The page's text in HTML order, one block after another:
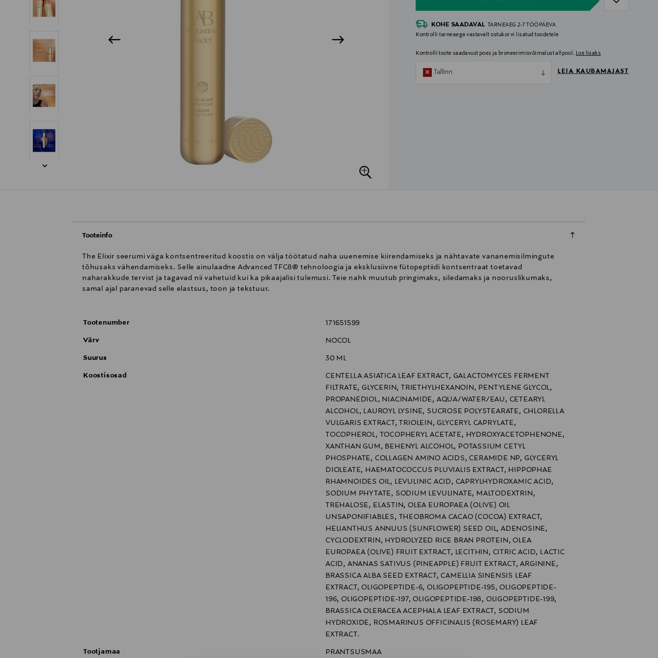
KOHE SAADAVAL TARNEAEG 2-7 TÖÖPÄEVA
Kontrolli tarneaega vastavalt ostukorvi lisatud toodetele
Kontrolli toote saadavust poes ja broneerimisvõimalust allpool. Loe lisaks
Tallinn LEIA KAUBAMAJAST
Tooteinfo
The Elixir seerumi väga kontsentreeritud koostis on välja töötatud naha uuenemise kiirendamiseks ja nähtavate vananemisilmingute
tõhusaks vähendamiseks. Selle ainulaadne Advanced TFC8® tehnoloogia ja eksklusiivne fütopeptiidi kontsentraat toetavad
naharakkude tervist ja tagavad nii vahetuid kui ka pikaajalisi tulemusi. Teie nahk muutub pringimaks, siledamaks ja nooruslikumaks,
samal ajal paranevad selle elastsus, toon ja tekstuur.
Tootenumber 171651599
Värv NOCOL
Suurus 30 ML
Koostisosad
CENTELLA ASIATICA LEAF EXTRACT, GALACTOMYCES FERMENT
FILTRATE, GLYCERIN, TRIETHYLHEXANOIN, PENTYLENE GLYCOL,
PROPANEDIOL, NIACINAMIDE, AQUA/WATER/EAU, CETEARYL
ALCOHOL, LAUROYL LYSINE, SUCROSE POLYSTEARATE, CHLORELLA
VULGARIS EXTRACT, TRIOLEIN, GLYCERYL CAPRYLATE,
TOCOPHEROL, TOCOPHERYL ACETATE, HYDROXYACETOPHENONE,
XANTHAN GUM, BEHENYL ALCOHOL, POTASSIUM CETYL
PHOSPHATE, COLLAGEN AMINO ACIDS, CERAMIDE NP, GLYCERYL
DIOLEATE, HAEMATOCOCCUS PLUVIALIS EXTRACT, HIPPOPHAE
RHAMNOIDES OIL, LEVULINIC ACID, CAPRYLHYDROXAMIC ACID,
SODIUM PHYTATE, SODIUM LEVULINATE, MALTODEXTRIN,
TREHALOSE, ELASTIN, OLEA EUROPAEA (OLIVE) OIL
UNSAPONIFIABLES, THEOBROMA CACAO (COCOA) EXTRACT,
HELIANTHUS ANNUUS (SUNFLOWER) SEED OIL, ADENOSINE,
CYCLODEXTRIN, HYDROLYZED RICE BRAN PROTEIN, OLEA
EUROPAEA (OLIVE) FRUIT EXTRACT, LECITHIN, CITRIC ACID, LACTIC
ACID, ANANAS SATIVUS (PINEAPPLE) FRUIT EXTRACT, ARGININE,
BRASSICA ALBA SEED EXTRACT, CAMELLIA SINENSIS LEAF
EXTRACT, OLIGOPEPTIDE-6, OLIGOPEPTIDE-195, OLIGOPEPTIDE-
196, OLIGOPEPTIDE-197, OLIGOPEPTIDE-198, OLIGOPEPTIDE-199,
BRASSICA OLERACEA ACEPHALA LEAF EXTRACT, SODIUM
HYDROXIDE, ROSMARINUS OFFICINALIS (ROSEMARY) LEAF
EXTRACT.
Tootjamaa PRANTSUSMAA